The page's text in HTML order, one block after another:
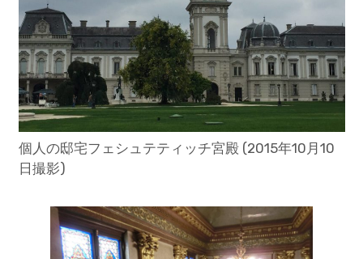
個人の邸宅フェシュテティッチ宮殿 (2015年10月10
日撮影)